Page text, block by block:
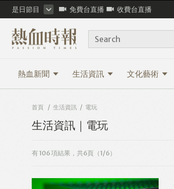
是日節目 免費台直播 收費台直播
熱血新聞 生活資訊 文化藝術
Search
首頁 生活資訊 電玩
生活資訊｜電玩
有 106 項結果，共6頁 （1/6）